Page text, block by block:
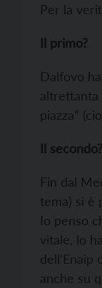
Per la
Il primo?
Dalfovo
altrettanta
piazza”
Il secondo?
Fin dal
tema) si è
Io penso
vitale, lo
dell'Enaip
anche su